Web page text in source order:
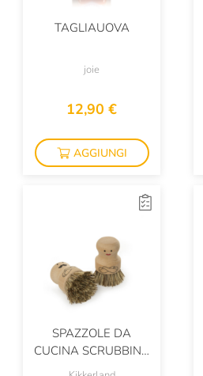
TAGLIAUOVA
joie
12,90 €
AGGIUNGI
SPAZZOLE DA
CUCINA SCRUBBING
PEOPLE